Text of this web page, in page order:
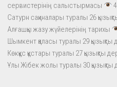
сервистерінің салыстырмасы
Сатурн сақиналары туралы 26
Алғашқы жазу жүйелерінің тарихы
Шымкент қаласы туралы 29 қызықты
Көкқұс құстары туралы 27 қызықты
Ұлы Жібек жолы туралы 30 қызықты